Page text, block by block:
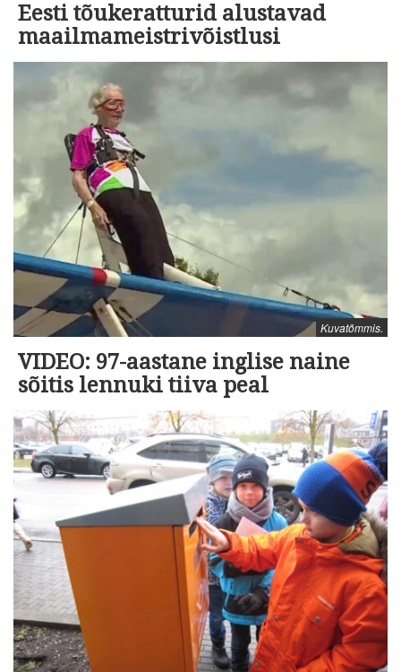
Eesti tõukeratturid alustavad
maailmameistrivõistlusi
Kuvatõmmis.
VIDEO: 97-aastane inglise naine
sõitis lennuki tiiva peal